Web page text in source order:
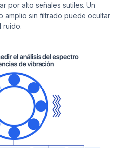
por alto señales sutiles. Un
amplio sin filtrado puede ocultar
ruido.